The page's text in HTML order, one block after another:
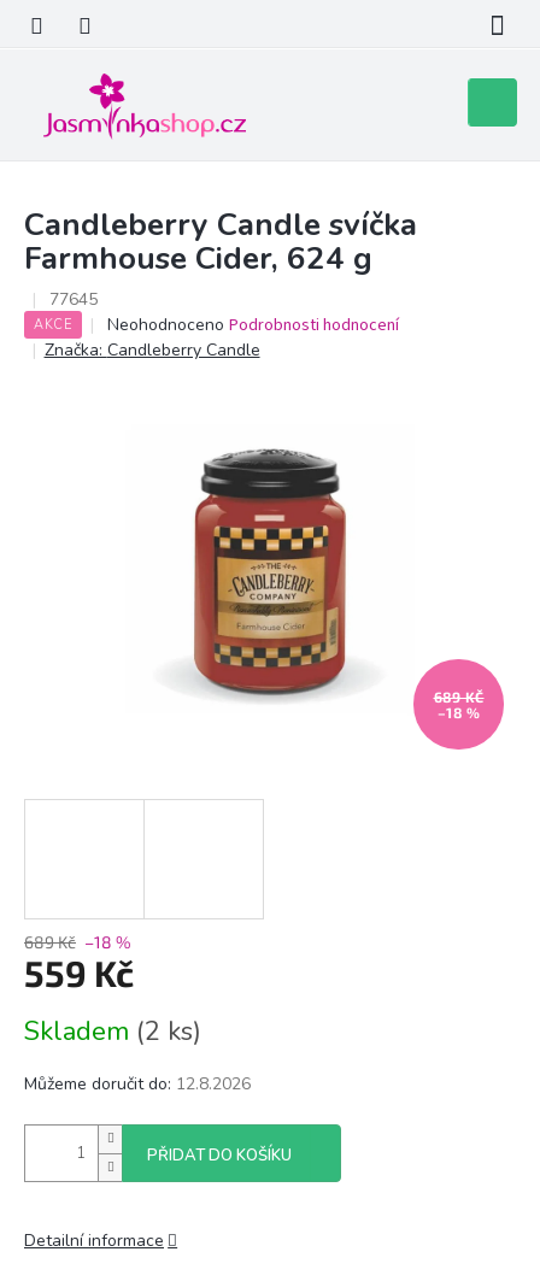
obsah
košík
Candleberry Candle svíčka
Farmhouse Cider, 624 g
77645
AKCE
Průměrné
hodnocení
Neohodnoceno Podrobnosti hodnocení
Značka: Candleberry Candle
689 KČ
–18 %
689 Kč –18 %
559 Kč
cena:
Skladem (2 ks)
Můžeme doručit do: 12.8.2026
PŘIDAT DO KOŠÍKU
Detailní informace